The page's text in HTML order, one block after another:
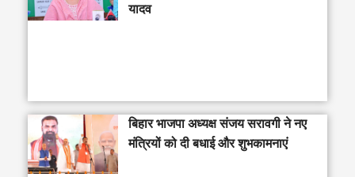
यादव
बिहार भाजपा अध्यक्ष संजय सरावगी ने नए
मंत्रियों को दी बधाई और शुभकामनाएं